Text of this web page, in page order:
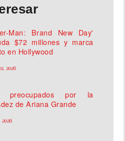
Man: Brand New Day'
$72 millones y marca
en Hollywood
2026
preocupados por la
de Ariana Grande
2026